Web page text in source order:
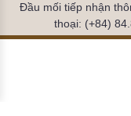
Đầu mối tiếp nhận
thoại: (+84)